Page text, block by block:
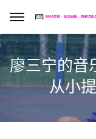
廖三宁的音
从小